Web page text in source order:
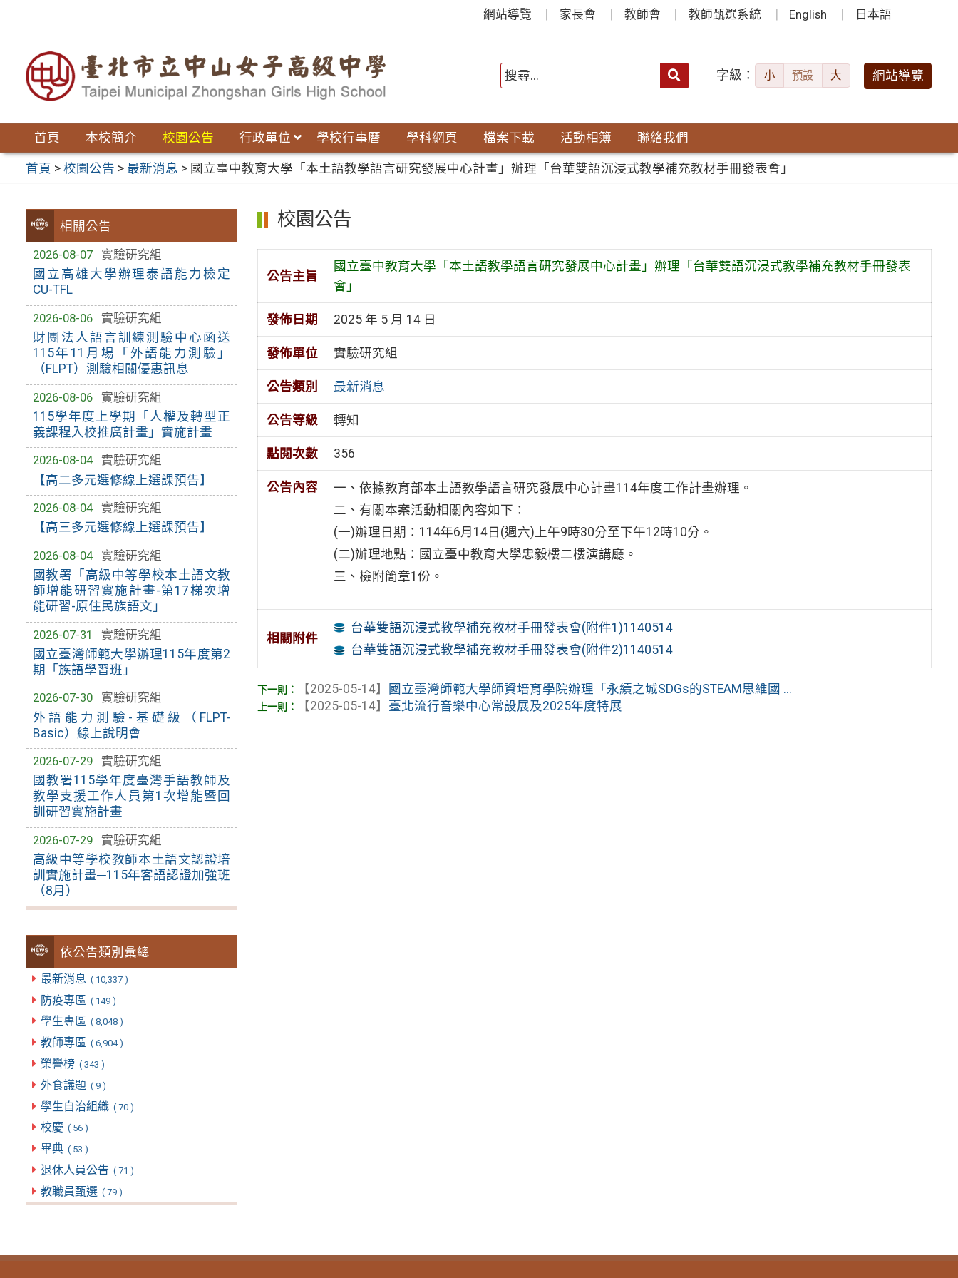
網站導覽 家長會 教師會 教師甄選系統 English 日本語
字級： 小 預設 大 網站導覽
首頁 本校簡介 校園公告 行政單位 學校行事曆 學科網頁 檔案下載 活動相簿 聯絡我們
首頁 >校園公告 > 最新消息 > 國立臺中教育大學「本土語教學語言研究發展中心計畫」辦理「台華雙語沉浸式教學補充教材手冊發表會」
相關公告
2026-08-07
實驗研究組
國立高雄大學辦理泰語能力檢定
CU-TFL
2026-08-06
實驗研究組
財團法人語言訓練測驗中心函送
115年11月場「外語能力測驗」
（FLPT）測驗相關優惠訊息
2026-08-06
實驗研究組
115學年度上學期「人權及轉型正
義課程入校推廣計畫」實施計畫
2026-08-04
實驗研究組
【高二多元選修線上選課預告】
2026-08-04
實驗研究組
【高三多元選修線上選課預告】
2026-08-04
實驗研究組
國教署「高級中等學校本土語文教
師增能研習實施計畫-第17梯次增
能研習-原住民族語文」
2026-07-31
實驗研究組
國立臺灣師範大學辦理115年度第2
期「族語學習班」
2026-07-30
實驗研究組
外語能力測驗-基礎級（FLPT-
Basic）線上說明會
2026-07-29
實驗研究組
國教署115學年度臺灣手語教師及
教學支援工作人員第1次增能暨回
訓研習實施計畫
2026-07-29
實驗研究組
高級中等學校教師本土語文認證培
訓實施計畫─115年客語認證加強班
（8月）
依公告類別彙總
最新消息 ( 10,337 )
防疫專區 ( 149 )
學生專區 ( 8,048 )
教師專區 ( 6,904 )
榮譽榜 ( 343 )
外食議題 ( 9 )
學生自治組織 ( 70 )
校慶 ( 56 )
畢典 ( 53 )
退休人員公告 ( 71 )
教職員甄選 ( 79 )
校園公告
公告主旨
國立臺中教育大學「本土語教學語言研究發展中心計畫」辦理「台華雙語沉浸式教學補充教材手冊發表
會」
發佈日期 2025 年 5 月 14 日
發佈單位 實驗研究組
公告類別 最新消息
公告等級 轉知
點閱次數 356
公告內容
一、依據教育部本土語教學語言研究發展中心計畫114年度工作計畫辦理。
二、有關本案活動相關內容如下：
(一)辦理日期：114年6月14日(週六)上午9時30分至下午12時10分。
(二)辦理地點：國立臺中教育大學忠毅樓二樓演講廳。
三、檢附簡章1份。
相關附件
台華雙語沉浸式教學補充教材手冊發表會(附件1)1140514
台華雙語沉浸式教學補充教材手冊發表會(附件2)1140514
【2025-05-14】
國立臺灣師範大學師資培育學院辦理「永續之城SDGs的STEAM思維國 ...
【2025-05-14】 臺北流行音樂中心常設展及2025年度特展